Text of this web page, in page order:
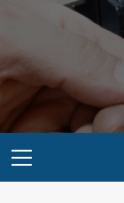
contenido
principal